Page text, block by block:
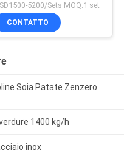
5200/Sets MOQ:1 set
CONTATTO
Soia Patate Zenzero
1400 kg/h
inox